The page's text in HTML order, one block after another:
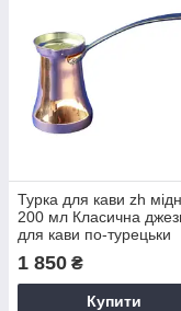
Турка для кави zh
200 мл Класична
для кави по-турецьки
1 850 ₴
Купити